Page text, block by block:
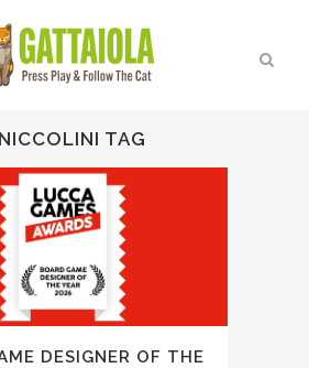
TAG
DESIGNER OF THE